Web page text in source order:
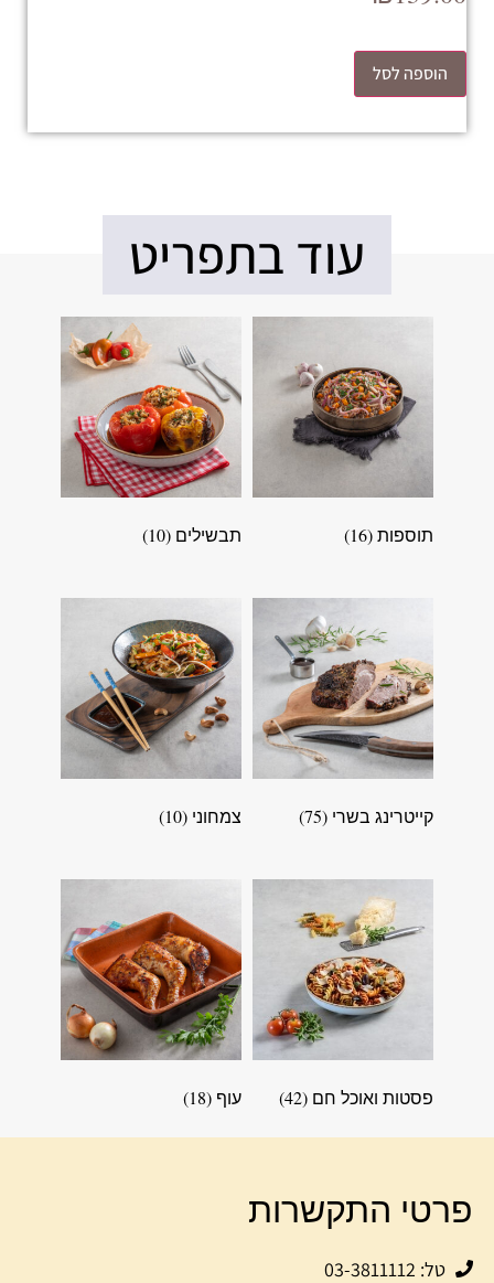
הוספה לסל
עוד בתפריט
תוספות(16) תבשילים (10)
קייטרינג בשרי (75) צמחוני (10)
פסטות ואוכל חם (42) עוף (18)
פרטי התקשרות
טל: 03-3811112